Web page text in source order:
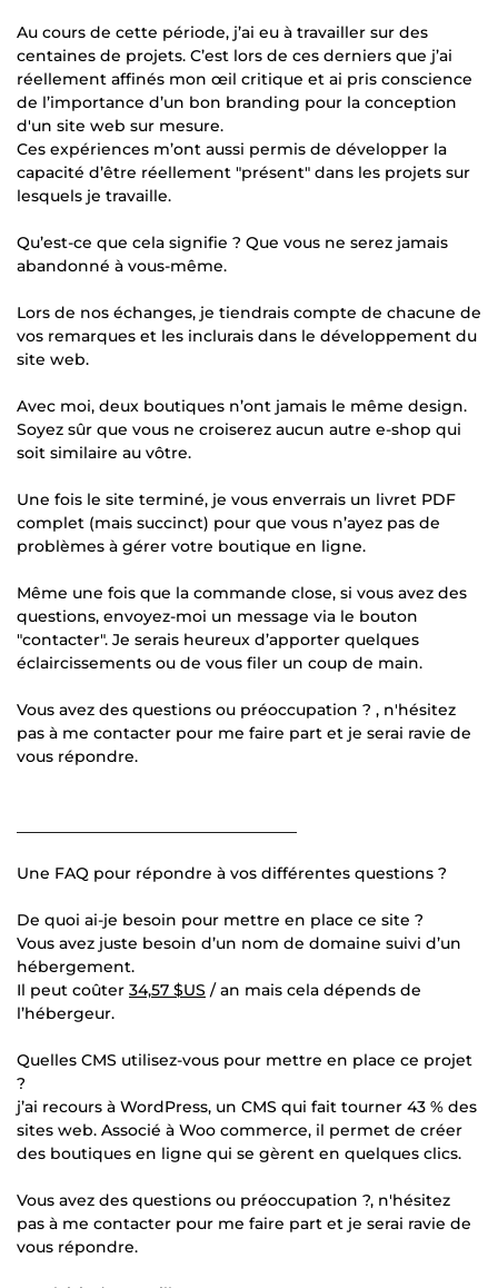
Au cours de cette période, j’ai eu à travailler sur des
centaines de projets. C’est lors de ces derniers que j’ai
réellement affinés mon œil critique et ai pris conscience
de l’importance d’un bon branding pour la conception
d'un site web sur mesure.
Ces expériences m’ont aussi permis de développer la
capacité d’être réellement "présent" dans les projets sur
lesquels je travaille.
Qu’est-ce que cela signifie ? Que vous ne serez jamais
abandonné à vous-même.
Lors de nos échanges, je tiendrais compte de chacune de
vos remarques et les inclurais dans le développement du
site web.
Avec moi, deux boutiques n’ont jamais le même design.
Soyez sûr que vous ne croiserez aucun autre e-shop qui
soit similaire au vôtre.
Une fois le site terminé, je vous enverrais un livret PDF
complet (mais succinct) pour que vous n’ayez pas de
problèmes à gérer votre boutique en ligne.
Même une fois que la commande close, si vous avez des
questions, envoyez-moi un message via le bouton
"contacter". Je serais heureux d’apporter quelques
éclaircissements ou de vous filer un coup de main.
Vous avez des questions ou préoccupation ? , n'hésitez
pas à me contacter pour me faire part et je serai ravie de
vous répondre.
Une FAQ pour répondre à vos différentes questions ?
De quoi ai-je besoin pour mettre en place ce site ?
Vous avez juste besoin d’un nom de domaine suivi d’un
hébergement.
Il peut coûter 34,57 $US / an mais cela dépends de
l’hébergeur.
Quelles CMS utilisez-vous pour mettre en place ce projet
?
j’ai recours à WordPress, un CMS qui fait tourner 43 % des
sites web. Associé à Woo commerce, il permet de créer
des boutiques en ligne qui se gèrent en quelques clics.
Vous avez des questions ou préoccupation ?, n'hésitez
pas à me contacter pour me faire part et je serai ravie de
vous répondre.